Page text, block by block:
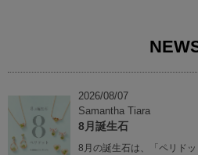
2026/08/07
Samantha Tiara
8月誕生石
8月の誕生石は、「ペリド